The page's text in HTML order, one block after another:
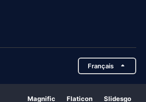
Français
Magnific Flaticon Slidesgo